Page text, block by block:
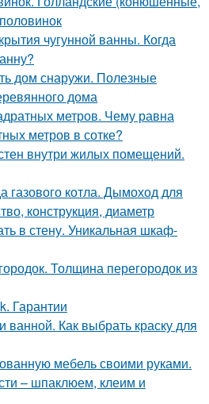
чугунной ванны. Когда
дом снаружи. Полезные
дома
метров. Чему равна
метров в сотке?
внутри жилых помещений.
газового котла. Дымоход для
конструкция, диаметр
в стену. Уникальная шкаф-
Толщина перегородок из
Гарантии
ванной. Как выбрать краску для
мебель своими руками.
– шпаклюем, клеим и